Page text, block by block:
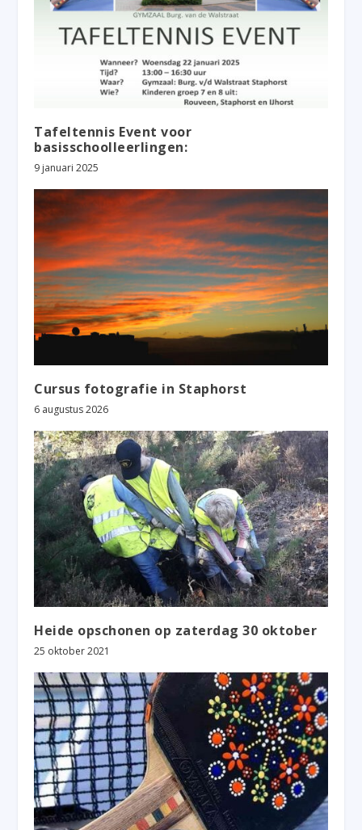
Tafeltennis Event voor
basisschoolleerlingen:
9 januari 2025
Cursus fotografie in Staphorst
6 augustus 2026
Heide opschonen op zaterdag 30 oktober
25 oktober 2021